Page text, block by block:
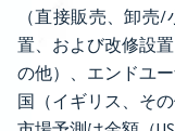
（直接販売、卸売
置、および改修設
の他）、エンドユ
国（イギリス、そ